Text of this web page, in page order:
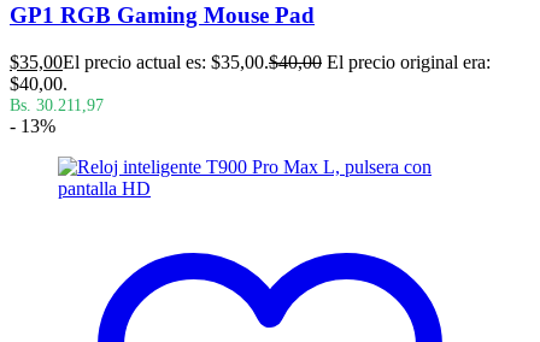
GP1 RGB Gaming Mouse Pad
$35,00El precio actual es: $35,00.$40,00 El precio original era:
$40,00.
Bs. 30.211,97
- 13%